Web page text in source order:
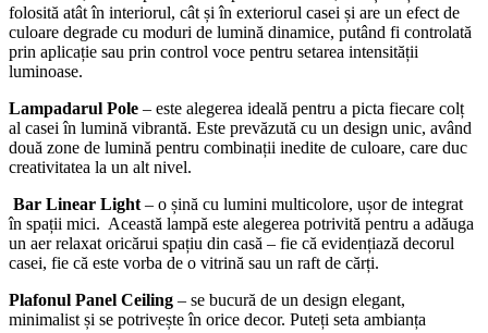
folosită atât în interiorul, cât și în exteriorul casei și are un efect de
culoare degrade cu moduri de lumină dinamice, putând fi controlată
prin aplicație sau prin control voce pentru setarea intensității
luminoase.
Lampadarul Pole – este alegerea ideală pentru a picta fiecare colț
al casei în lumină vibrantă. Este prevăzută cu un design unic, având
două zone de lumină pentru combinații inedite de culoare, care duc
creativitatea la un alt nivel.
Bar Linear Light– o șină cu lumini multicolore, ușor de integrat
în spații mici. Această lampă este alegerea potrivită pentru a adăuga
un aer relaxat oricărui spațiu din casă – fie că evidențiază decorul
casei, fie că este vorba de o vitrină sau un raft de cărți.
Plafonul Panel Ceiling – se bucură de un design elegant,
minimalist și se potrivește în orice decor. Puteți seta ambianța